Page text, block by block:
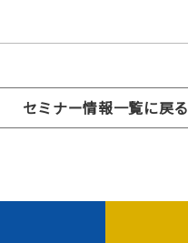
セミナー情報一覧に戻る